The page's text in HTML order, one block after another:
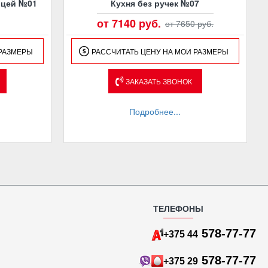
№01 Кухня без ручек №07
от 7140 руб. от 7650 руб.
РАССЧИТАТЬ ЦЕНУ НА МОИ РАЗМЕРЫ
ЗАКАЗАТЬ ЗВОНОК
Подробнее...
ТЕЛЕФОНЫ
+375 44 578-77-77
+375 29 578-77-77